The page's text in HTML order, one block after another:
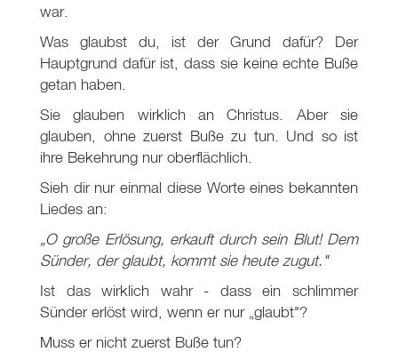
war.
Was glaubst du, ist der Grund dafür? Der
Hauptgrund dafür ist, dass sie keine echte Buße
getan haben.
Sie glauben wirklich an Christus. Aber sie
glauben, ohne zuerst Buße zu tun. Und so ist
ihre Bekehrung nur oberflächlich.
Sieh dir nur einmal diese Worte eines bekannten
Liedes an:
„O große Erlösung, erkauft durch sein Blut! Dem
Sünder, der glaubt, kommt sie heute zugut."
Ist das wirklich wahr - dass ein schlimmer
Sünder erlöst wird, wenn er nur „glaubt"?
Muss er nicht zuerst Buße tun?